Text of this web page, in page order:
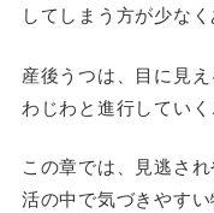
してしまう方が少なく
産後うつは、目に見
わじわと進行していく
この章では、見逃さ
活の中で気づきやす